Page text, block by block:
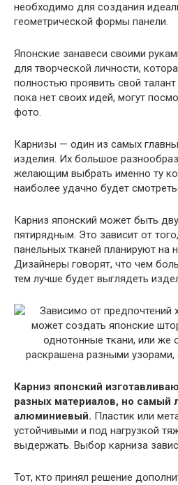
необходимо для создания
геометрической формы панели.
Японские занавеси своими
для творческой личности,
полностью проявить свой
пока нет своих идей, могут
фото.
Карнизы — один из самых
изделия. Их большое
желающим выбрать именно ту
наиболее удачно будет
Карниз японский может быть
пятирядным. Это зависит от
панельных тканей планируют на
Дизайнеры говорят, что чем
тем лучше будет выглядеть
Карниз японский
разных материалов, но самый
алюминиевый. Пластик или
устойчивыми и под нагрузкой
выдержать. Выбор карниза
Тот, кто принял решение